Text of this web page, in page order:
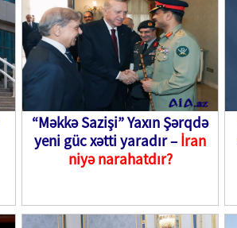
“Məkkə Sazişi” Yaxın Şərqdə
yeni güc xətti yaradır –İran
niyə narahatdır?